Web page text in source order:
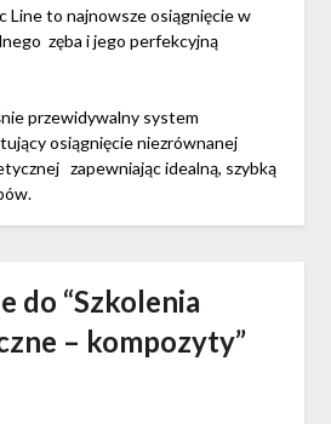
to najnowsze osiągnięcie w
zęba i jego perfekcyjną
przewidywalny system
osiągnięcie niezrównanej
zapewniając idealną, szybką
do “Szkolenia
– kompozyty”